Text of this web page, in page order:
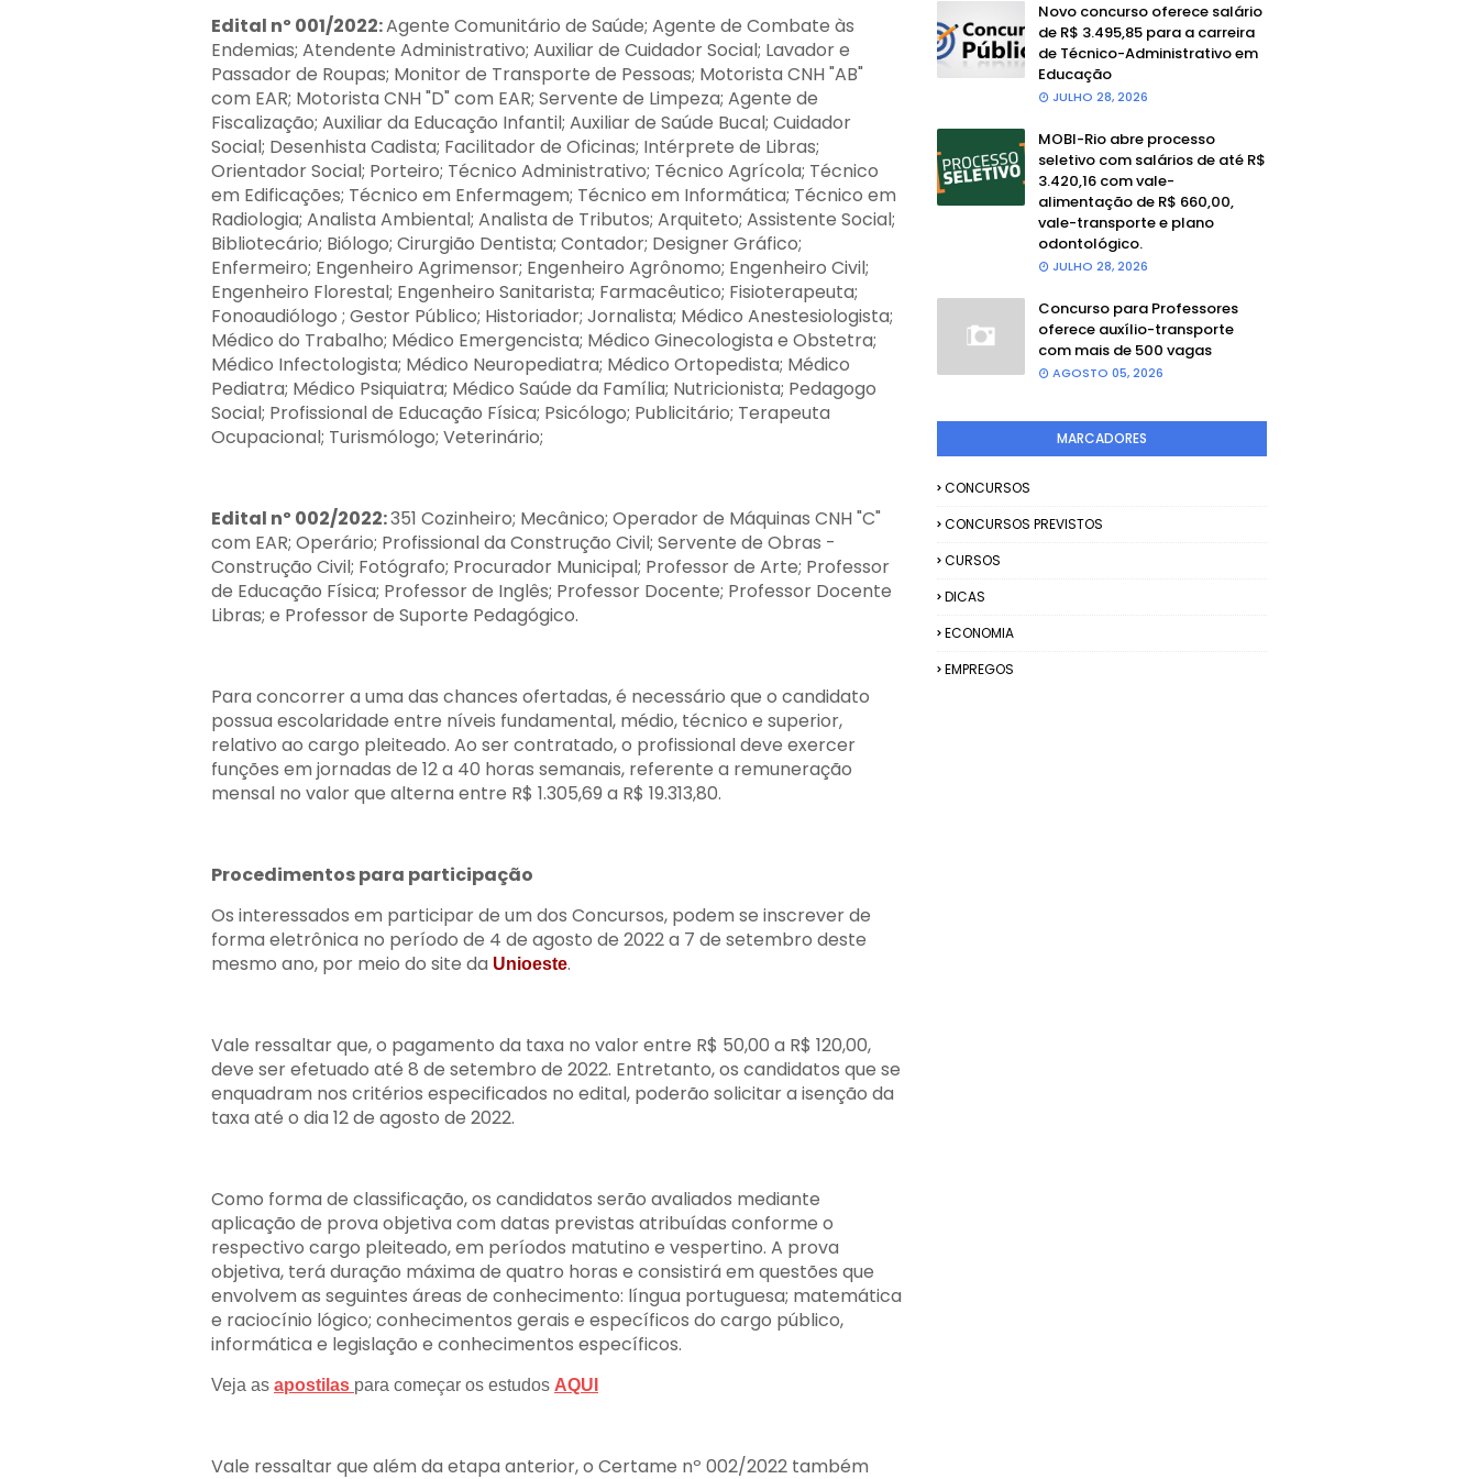
Edital nº 001/2022:Agente Comunitário de Saúde; Agente de Combate às
Endemias; Atendente Administrativo; Auxiliar de Cuidador Social; Lavador e
Passador de Roupas; Monitor de Transporte de Pessoas; Motorista CNH "AB"
com EAR; Motorista CNH "D" com EAR; Servente de Limpeza; Agente de
Fiscalização; Auxiliar da Educação Infantil; Auxiliar de Saúde Bucal; Cuidador
Social; Desenhista Cadista; Facilitador de Oficinas; Intérprete de Libras;
Orientador Social; Porteiro; Técnico Administrativo; Técnico Agrícola; Técnico
em Edificações; Técnico em Enfermagem; Técnico em Informática; Técnico em
Radiologia; Analista Ambiental; Analista de Tributos; Arquiteto; Assistente Social;
Bibliotecário; Biólogo; Cirurgião Dentista; Contador; Designer Gráfico;
Enfermeiro; Engenheiro Agrimensor; Engenheiro Agrônomo; Engenheiro Civil;
Engenheiro Florestal; Engenheiro Sanitarista; Farmacêutico; Fisioterapeuta;
Fonoaudiólogo ; Gestor Público; Historiador; Jornalista; Médico Anestesiologista;
Médico do Trabalho; Médico Emergencista; Médico Ginecologista e Obstetra;
Médico Infectologista; Médico Neuropediatra; Médico Ortopedista; Médico
Pediatra; Médico Psiquiatra; Médico Saúde da Família; Nutricionista; Pedagogo
Social; Profissional de Educação Física; Psicólogo; Publicitário; Terapeuta
Ocupacional; Turismólogo; Veterinário;
Edital nº 002/2022:351 Cozinheiro; Mecânico; Operador de Máquinas CNH "C"
com EAR; Operário; Profissional da Construção Civil; Servente de Obras -
Construção Civil; Fotógrafo; Procurador Municipal; Professor de Arte; Professor
de Educação Física; Professor de Inglês; Professor Docente; Professor Docente
Libras; e Professor de Suporte Pedagógico.
Para concorrer a uma das chances ofertadas, é necessário que o candidato
possua escolaridade entre níveis fundamental, médio, técnico e superior,
relativo ao cargo pleiteado. Ao ser contratado, o profissional deve exercer
funções em jornadas de 12 a 40 horas semanais, referente a remuneração
mensal no valor que alterna entre R$ 1.305,69 a R$ 19.313,80.
Procedimentos para participação
Os interessados em participar de um dos Concursos, podem se inscrever de
forma eletrônica no período de 4 de agosto de 2022 a 7 de setembro deste
mesmo ano, por meio do site da Unioeste.
Vale ressaltar que, o pagamento da taxa no valor entre R$ 50,00 a R$ 120,00,
deve ser efetuado até 8 de setembro de 2022. Entretanto, os candidatos que se
enquadram nos critérios especificados no edital, poderão solicitar a isenção da
taxa até o dia 12 de agosto de 2022.
Como forma de classificação, os candidatos serão avaliados mediante
aplicação de prova objetiva com datas previstas atribuídas conforme o
respectivo cargo pleiteado, em períodos matutino e vespertino. A prova
objetiva, terá duração máxima de quatro horas e consistirá em questões que
envolvem as seguintes áreas de conhecimento: língua portuguesa; matemática
e raciocínio lógico; conhecimentos gerais e específicos do cargo público,
informática e legislação e conhecimentos específicos.
Veja as apostilas para começar os estudos AQUI
Vale ressaltar que além da etapa anterior, o Certame nº 002/2022 também
Novo concurso oferece salário
de R$ 3.495,85 para a carreira
de Técnico-Administrativo em
Educação
JULHO 28, 2026
MOBI-Rio abre processo
seletivo com salários de até R$
3.420,16 com vale-
alimentação de R$ 660,00,
vale-transporte e plano
odontológico.
JULHO 28, 2026
Concurso para Professores
oferece auxílio-transporte
com mais de 500 vagas
AGOSTO 05, 2026
MARCADORES
CONCURSOS
CONCURSOS PREVISTOS
CURSOS
DICAS
ECONOMIA
EMPREGOS